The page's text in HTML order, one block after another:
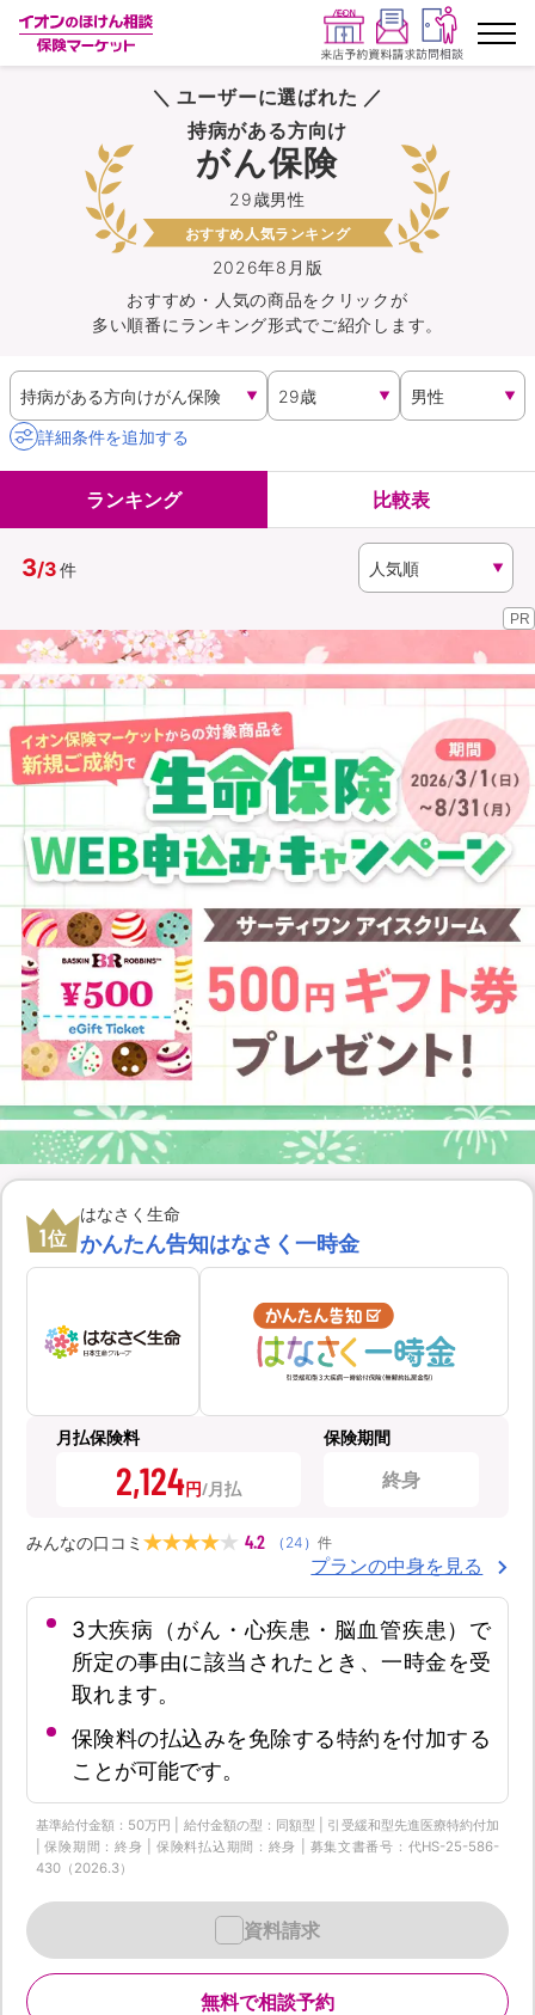
ランキングから探す
保険を比較する
保険会社から探す
イオンカード会員さま専用保険
キャンペーン一覧
コラム
イオングループ従業員さま向け
（無料） （無料）
イオンカード会員さま専用保険
＼ ユーザーに選ばれた ／
2026年8月版
29歳男性
持病がある方向け
がん保険
おすすめ人気ランキング
おすすめ・人気の商品をクリックが
多い順番にランキング形式でご紹介します。
詳細条件を追加する
ランキング 比較表
3/3件
PR
1位
はなさく生命
かんたん告知はなさく一時金
月払保険料
2,124円
保険期間
終身
みんなの口コミ 4.2 （ 24 ） 件
プランの中身を見る
3大疾病（がん・心疾患・脳血管疾患）で
所定の事由に該当されたとき、一時金を受
取れます。
保険料の払込みを免除する特約を付加する
ことが可能です。
基準給付金額：50万円 | 給付金額の型：同額型 | 引受緩和型先進医療特約付加
| 保険期間：終身 | 保険料払込期間：終身 | 募集文書番号：代HS-25-586-
430（2026.3）
無料で相談予約
資料請求